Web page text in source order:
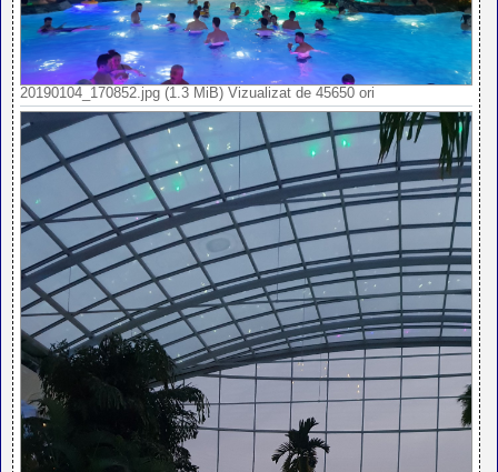
20190104_170852.jpg (1.3 MiB) Vizualizat de 45650 ori